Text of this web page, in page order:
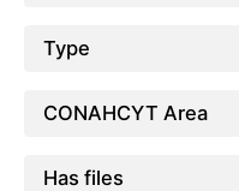
Type
CONAHCYT Area
Has files